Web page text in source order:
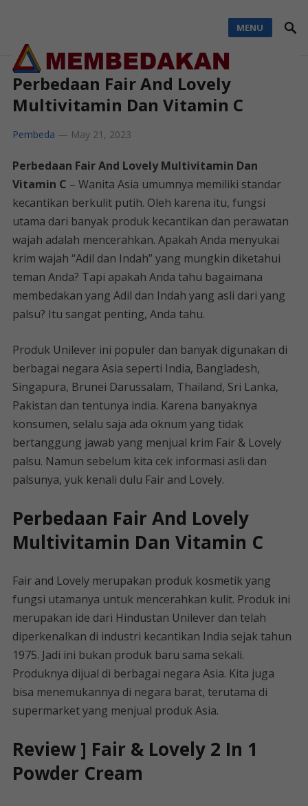
MENU
Perbedaan Fair And Lovely
Multivitamin Dan Vitamin C
Pembeda — May 21, 2023
Perbedaan Fair And Lovely Multivitamin Dan
Vitamin C – Wanita Asia umumnya memiliki standar
kecantikan berkulit putih. Oleh karena itu, fungsi
utama dari banyak produk kecantikan dan perawatan
wajah adalah mencerahkan. Apakah Anda menyukai
krim wajah “Adil dan Indah” yang mungkin diketahui
teman Anda? Tapi apakah Anda tahu bagaimana
membedakan yang Adil dan Indah yang asli dari yang
palsu? Itu sangat penting, Anda tahu.
Produk Unilever ini populer dan banyak digunakan di
berbagai negara Asia seperti India, Bangladesh,
Singapura, Brunei Darussalam, Thailand, Sri Lanka,
Pakistan dan tentunya india. Karena banyaknya
konsumen, selalu saja ada oknum yang tidak
bertanggung jawab yang menjual krim Fair & Lovely
palsu. Namun sebelum kita cek informasi asli dan
palsunya, yuk kenali dulu Fair and Lovely.
Perbedaan Fair And Lovely
Multivitamin Dan Vitamin C
Fair and Lovely merupakan produk kosmetik yang
fungsi utamanya untuk mencerahkan kulit. Produk ini
merupakan ide dari Hindustan Unilever dan telah
diperkenalkan di industri kecantikan India sejak tahun
1975. Jadi ini bukan produk baru sama sekali.
Produknya dijual di berbagai negara Asia. Kita juga
bisa menemukannya di negara barat, terutama di
supermarket yang menjual produk Asia.
Review ] Fair & Lovely 2 In 1
Powder Cream